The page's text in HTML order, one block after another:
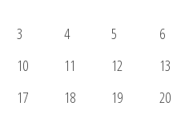
3
4 5 6
10
11 12 13
17
18 19 20